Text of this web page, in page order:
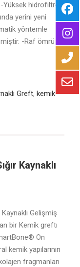
-Yüksek hidrofiltresi
yerini yeni
yöntemle
-Raf ömrü
Greft, kemik
Kaynaklı
Gelişmiş
bir Kemik greftı
On
yapılarının
fragmanları